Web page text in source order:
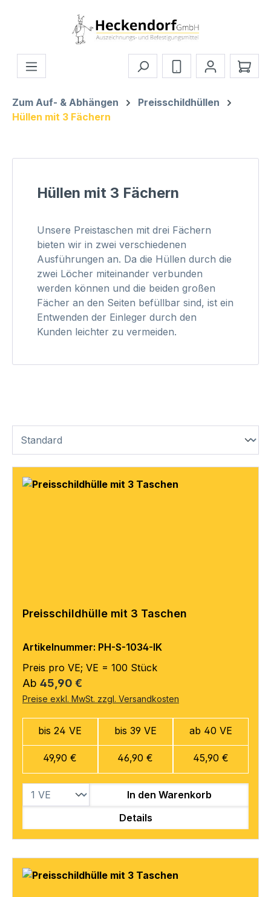
Zum Hauptinhalt springen
Zum Auf- & Abhängen
Preisschildhüllen
Hüllen mit 3 Fächern
Hüllen mit 3 Fächern
Unsere Preistaschen mit drei Fächern
bieten wir in zwei verschiedenen
Ausführungen an. Da die Hüllen durch die
zwei Löcher miteinander verbunden
werden können und die beiden großen
Fächer an den Seiten befüllbar sind, ist ein
Entwenden der Einleger durch den
Kunden leichter zu vermeiden.
Preisschildhülle mit 3 Taschen
Artikelnummer: PH-S-1034-IK
Preis pro VE; VE = 100 Stück
Regulärer Preis:
Ab 45,90 €
Preise exkl. MwSt. zzgl. Versandkosten
bis 24 VE
49,90 €
bis 39 VE
46,90 €
ab 40 VE
45,90 €
In den Warenkorb
Details